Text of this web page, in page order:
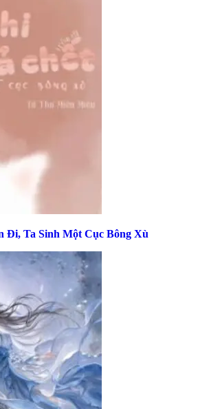
Đi, Ta Sinh Một Cục Bông Xù